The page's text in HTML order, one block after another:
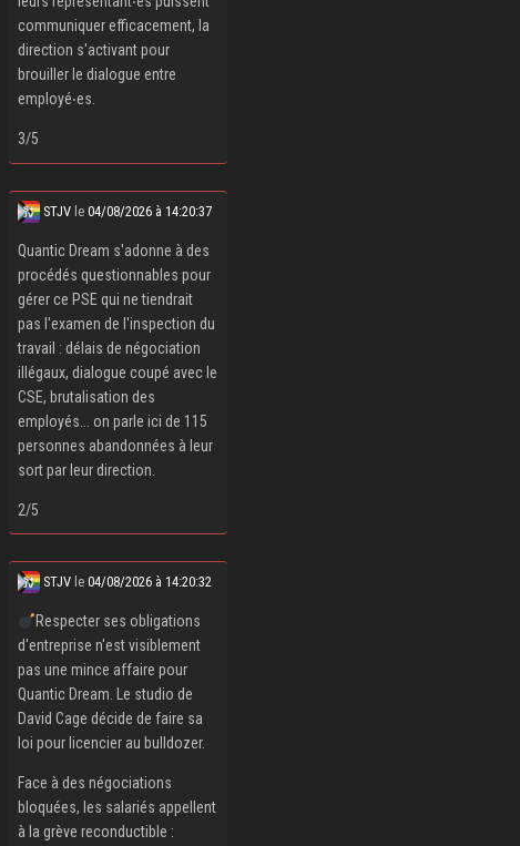
communiquer efficacement, la
direction s'activant pour
brouiller le dialogue entre
employé‧es.
3/5
STJV le04/08/2026 à 14:20:37
Quantic Dream s'adonne à des
procédés questionnables pour
gérer ce PSE qui ne tiendrait
pas l'examen de l'inspection du
travail : délais de négociation
illégaux, dialogue coupé avec le
CSE, brutalisation des
employés... on parle ici de 115
personnes abandonnées à leur
sort par leur direction.
2/5
STJV le04/08/2026 à 14:20:32
Respecter ses obligations
d'entreprise n'est visiblement
pas une mince affaire pour
Quantic Dream. Le studio de
David Cage décide de faire sa
loi pour licencier au bulldozer.
Face à des négociations
bloquées, les salariés appellent
à la grève reconductible :